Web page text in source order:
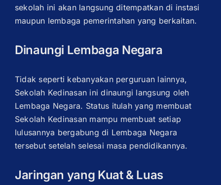
sekolah ini akan langsung ditempatkan di instasi
maupun lembaga pemerintahan yang berkaitan.
Dinaungi Lembaga Negara
Tidak seperti kebanyakan perguruan lainnya,
Sekolah Kedinasan ini dinaungi langsung oleh
Lembaga Negara. Status itulah yang membuat
Sekolah Kedinasan mampu membuat setiap
lulusannya bergabung di Lembaga Negara
tersebut setelah selesai masa pendidikannya.
Jaringan yang Kuat & Luas